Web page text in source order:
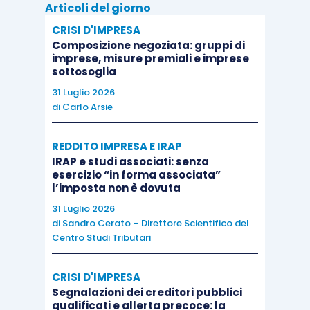
i valori toccati sono di 53.3 punti per il
manifatturiero, 53.5 per i servizi e 53.7 per il
Composto. Anche l’indice di fiducia dei
consumatori si è attestato stabile a -8.0 punti;
sempre in tema fiducia, il relativo indice tedesco
GfK ha registrato in settimana un leggero calo a
9.7 punti. La pubblicazione del prodotto interno
lordo francese relativo al terzo trimestre
evidenzia che il paese continua a ma
leggermente meno delle previsioni: il dato
evidenzia un’espansione del Pil dello 0.2%
congiunturale, dopo lo stallo del secondo
Stati Uniti
Articoli del giorno
CRISI D'IMPRESA
Composizione negoziata: gruppi di
imprese, misure premiali e imprese
sottosoglia
31 Luglio 2026
di Carlo Arsie
REDDITO IMPRESA E IRAP
IRAP e studi associati: senza
esercizio “in forma associata”
l’imposta non è dovuta
31 Luglio 2026
di Sandro Cerato – Direttore Scientifico del
Centro Studi Tributari
CRISI D'IMPRESA
Segnalazioni dei creditori pubblici
qualificati e allerta precoce: la